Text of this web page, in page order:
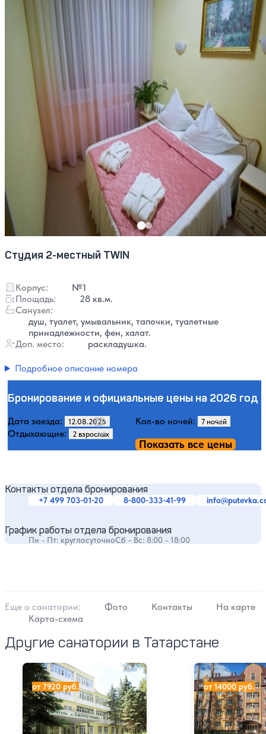
Студия 2-местный TWIN
Корпус:
№1
Площадь:
28 кв.м.
Санузел:
душ, туалет, умывальник, тапочки, туалетные
принадлежности, фен, халат.
Доп. место:
раскладушка.
Подробное описание номера
Бронирование и официальные цены на 2026 год
Дата заезда:
Кол-во ночей:
Отдыхающие:
Показать все цены
Контакты отдела бронирования
+7 499 703-01-20 8-800-333-41-99
График работы отдела бронирования
Пн - Пт: круглосуточноСб - Вс: 8:00 - 18:00
Еще о cанатории: Фото Контакты
На карте
Карта-схема
Другие санатории в Татарстане
Санаторий Васильевский
от 7920 руб.
Санаторий
от 14000 руб.